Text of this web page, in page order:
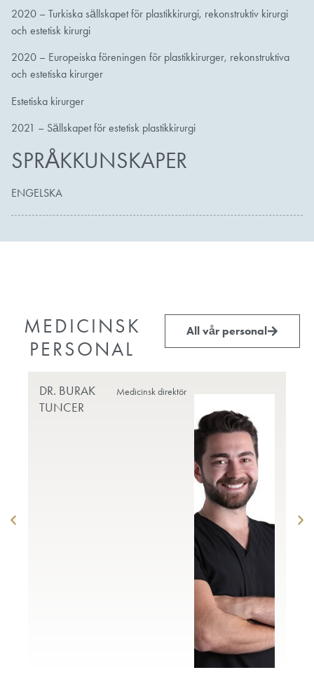
2020 – Turkiska sällskapet för plastikkirurgi, rekonstruktiv kirurgi
och estetisk kirurgi
2020 – Europeiska föreningen för plastikkirurger, rekonstruktiva
och estetiska kirurger
Estetiska kirurger
2021 – Sällskapet för estetisk plastikkirurgi
SPRÅKKUNSKAPER
ENGELSKA
MEDICINSK
PERSONAL
All vår personal
DR. BURAK
TUNCER
Medicinsk direktör